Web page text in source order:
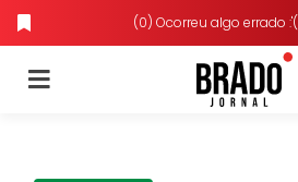
(0) Ocorreu algo errado :'(